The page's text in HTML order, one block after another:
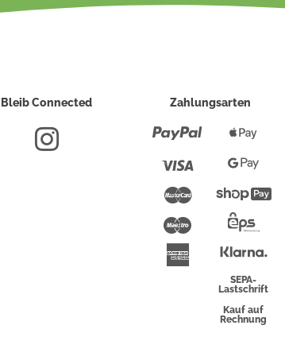
Bleib Connected Zahlungsarten
Paypal
Mastercard
Maestro
American
Express
Pay
Pay
SEPA-
Lastschrift
Kauf auf
Rechnung